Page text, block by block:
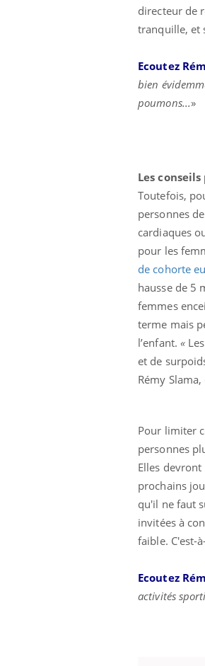
directeur de
tranquille, et
Ecoutez
bien
poumons...»
Les
Toutefois,
personnes
cardiaques
pour les
de cohorte
hausse de 5
femmes
terme mais
l’enfant. «
et de
Rémy
Pour limiter
personnes
Elles
prochains
qu'il ne faut
invitées à
faible. C'est-
Ecoutez
activités